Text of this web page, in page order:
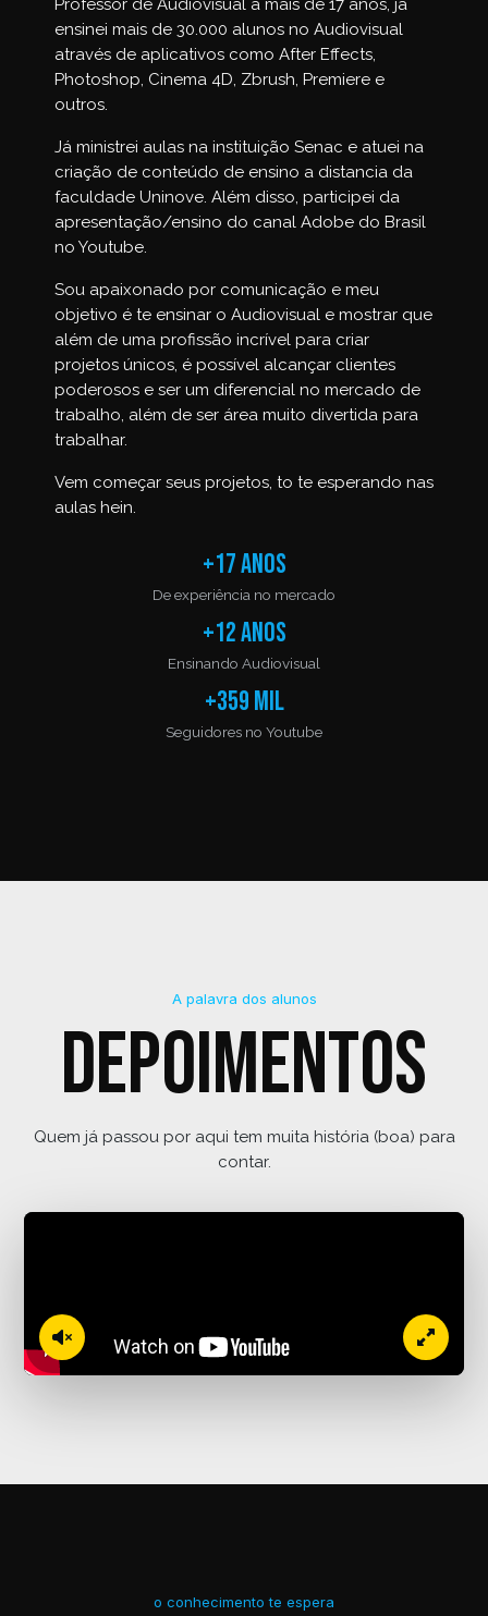
Professor de Audiovisual a mais de 17 anos, já
ensinei mais de 30.000 alunos no Audiovisual
através de aplicativos como After Effects,
Photoshop, Cinema 4D, Zbrush, Premiere e
outros.
Já ministrei aulas na instituição Senac e atuei na
criação de conteúdo de ensino a distancia da
faculdade Uninove. Além disso, participei da
apresentação/ensino do canal Adobe do Brasil
no Youtube.
Sou apaixonado por comunicação e meu
objetivo é te ensinar o Audiovisual e mostrar que
além de uma profissão incrível para criar
projetos únicos, é possível alcançar clientes
poderosos e ser um diferencial no mercado de
trabalho, além de ser área muito divertida para
trabalhar.
Vem começar seus projetos, to te esperando nas
aulas hein.
+17 anos
De experiência no mercado
+12 anos
Ensinando Audiovisual
+359 mil
Seguidores no Youtube
A palavra dos alunos
Depoimentos
Quem já passou por aqui tem muita história (boa) para
contar.
o conhecimento te espera